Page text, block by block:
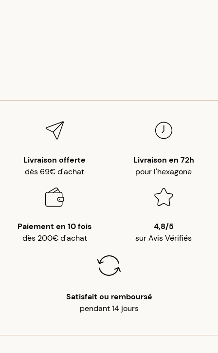
Livraison offerte
dès 69€ d'achat
Livraison en 72h
pour l'hexagone
Paiement en 10 fois
dès 200€ d'achat
4,8/5
sur Avis Vérifiés
Satisfait ou remboursé
pendant 14 jours